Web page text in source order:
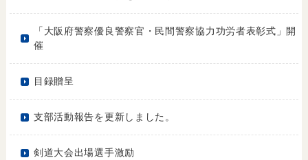
「大阪府警察優良警察官・民間警察協力功労者表彰式」開
催
目録贈呈
支部活動報告を更新しました。
剣道大会出場選手激励